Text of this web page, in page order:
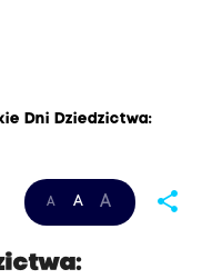
Dni Dziedzictwa:
A A A share